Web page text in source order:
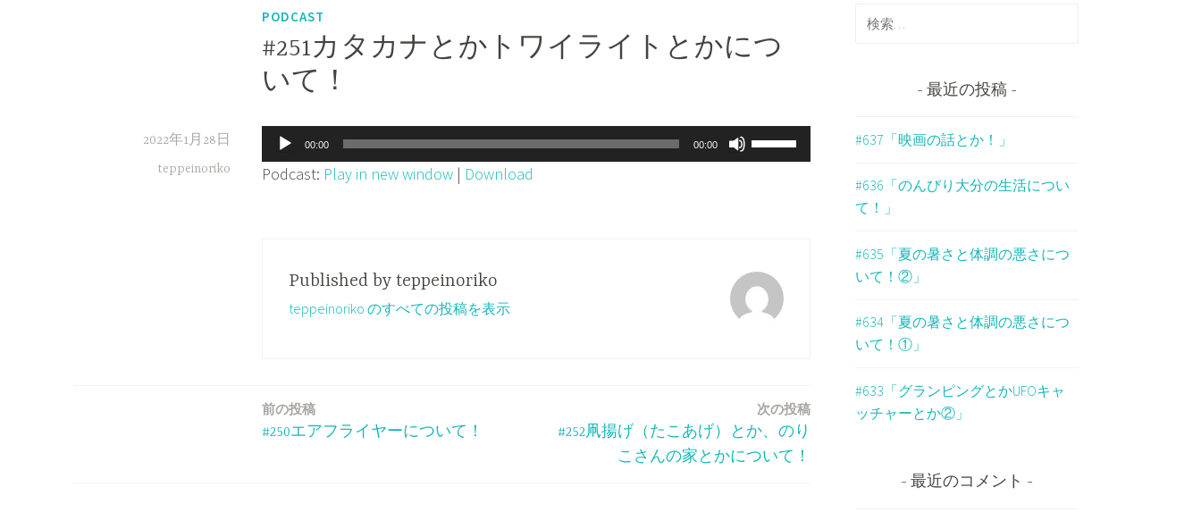
PODCAST
#251カタカナとかトワイライトとかにつ
いて！
2022年1月28日
teppeinoriko
声
プ
00:00 00:00
ボ
リ
節
に
矢
印
キ
Podcast: Play in new window | Download
Published by teppeinoriko
teppeinoriko のすべての投稿を表示
前の投稿
#250エアフライヤーについて！
次の投稿
#252凧揚げ（たこあげ）とか、のり
こさんの家とかについて！
検
最近の投稿
#637「映画の話とか！」
#636「のんびり大分の生活につい
て！」
#635「夏の暑さと体調の悪さにつ
いて！②」
#634「夏の暑さと体調の悪さにつ
いて！①」
#633「グランピングとかUFOキャ
ッチャーとか②」
最近のコメント